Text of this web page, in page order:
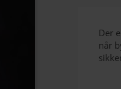
Der
når